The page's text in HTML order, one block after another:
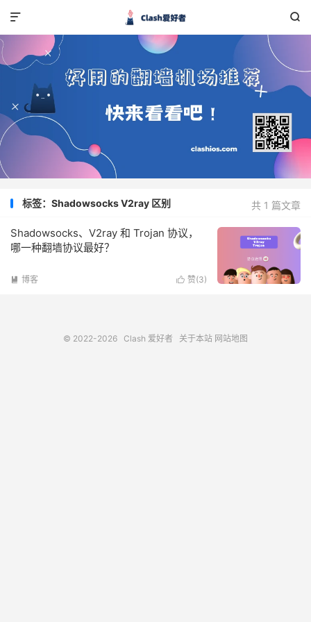


共 1 篇文章
标签：Shadowsocks V2ray 区别
Shadowsocks、V2ray 和 Trojan 协议，
哪一种翻墙协议最好？
 赞(3)
 博客
© 2022-2026 Clash 爱好者 关于本站 网站地图